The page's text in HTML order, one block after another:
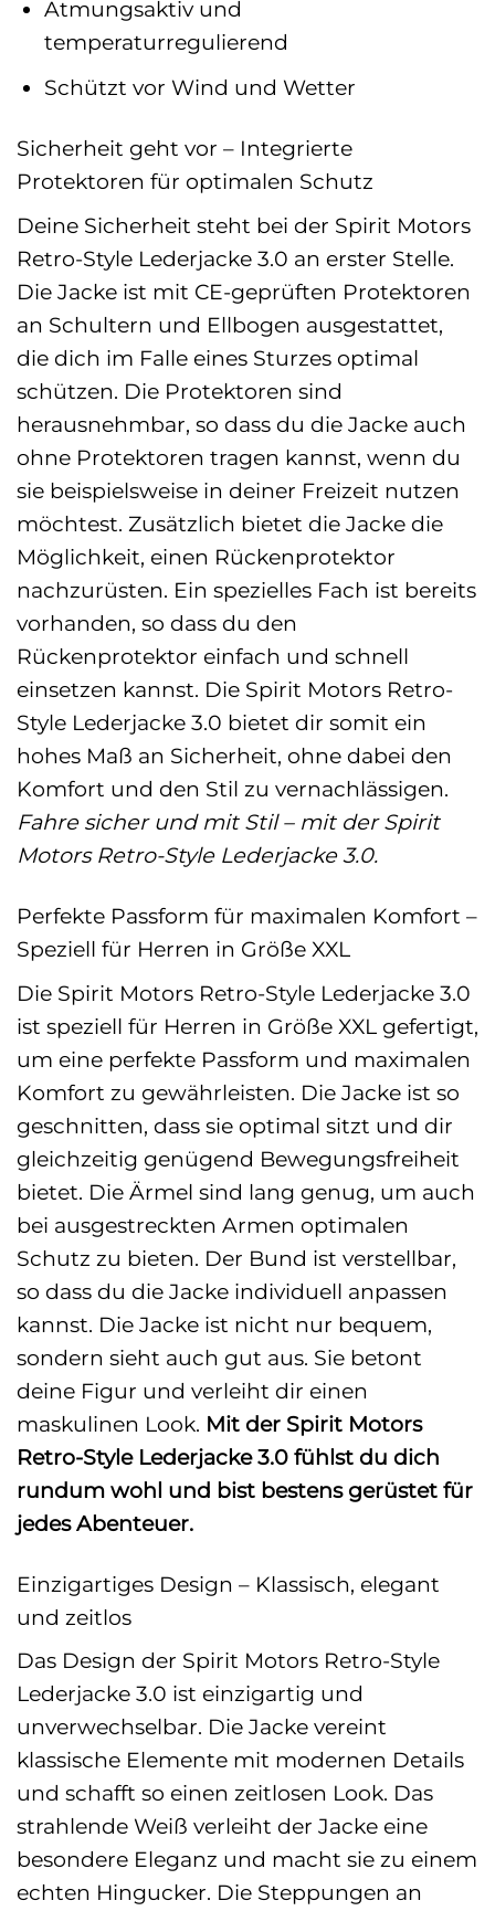
Atmungsaktiv und
temperaturregulierend
Schützt vor Wind und Wetter
Sicherheit geht vor – Integrierte
Protektoren für optimalen Schutz
Deine Sicherheit steht bei der Spirit Motors
Retro-Style Lederjacke 3.0 an erster Stelle.
Die Jacke ist mit CE-geprüften Protektoren
an Schultern und Ellbogen ausgestattet,
die dich im Falle eines Sturzes optimal
schützen. Die Protektoren sind
herausnehmbar, so dass du die Jacke auch
ohne Protektoren tragen kannst, wenn du
sie beispielsweise in deiner Freizeit nutzen
möchtest. Zusätzlich bietet die Jacke die
Möglichkeit, einen Rückenprotektor
nachzurüsten. Ein spezielles Fach ist bereits
vorhanden, so dass du den
Rückenprotektor einfach und schnell
einsetzen kannst. Die Spirit Motors Retro-
Style Lederjacke 3.0 bietet dir somit ein
hohes Maß an Sicherheit, ohne dabei den
Komfort und den Stil zu vernachlässigen.
Fahre sicher und mit Stil – mit der Spirit
Motors Retro-Style Lederjacke 3.0.
Perfekte Passform für maximalen Komfort –
Speziell für Herren in Größe XXL
Die Spirit Motors Retro-Style Lederjacke 3.0
ist speziell für Herren in Größe XXL gefertigt,
um eine perfekte Passform und maximalen
Komfort zu gewährleisten. Die Jacke ist so
geschnitten, dass sie optimal sitzt und dir
gleichzeitig genügend Bewegungsfreiheit
bietet. Die Ärmel sind lang genug, um auch
bei ausgestreckten Armen optimalen
Schutz zu bieten. Der Bund ist verstellbar,
so dass du die Jacke individuell anpassen
kannst. Die Jacke ist nicht nur bequem,
sondern sieht auch gut aus. Sie betont
deine Figur und verleiht dir einen
maskulinen Look. Mit der Spirit Motors
Retro-Style Lederjacke 3.0 fühlst du dich
rundum wohl und bist bestens gerüstet für
jedes Abenteuer.
Einzigartiges Design – Klassisch, elegant
und zeitlos
Das Design der Spirit Motors Retro-Style
Lederjacke 3.0 ist einzigartig und
unverwechselbar. Die Jacke vereint
klassische Elemente mit modernen Details
und schafft so einen zeitlosen Look. Das
strahlende Weiß verleiht der Jacke eine
besondere Eleganz und macht sie zu einem
echten Hingucker. Die Steppungen an